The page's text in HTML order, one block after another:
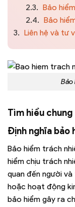
2.3. Bảo
2.4. Bảo
3. Liên hệ và tư
Tìm hiểu chung
Định nghĩa bảo
Bảo hiểm trách
hiểm chịu trách
quan đến người
hoặc hoạt động
bảo hiểm gây ra